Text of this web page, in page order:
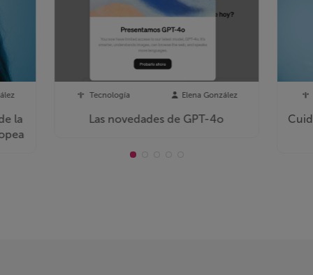
la
Tecnología Elena González
Las novedades de GPT-4o